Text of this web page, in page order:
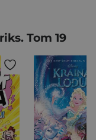
Tom 19